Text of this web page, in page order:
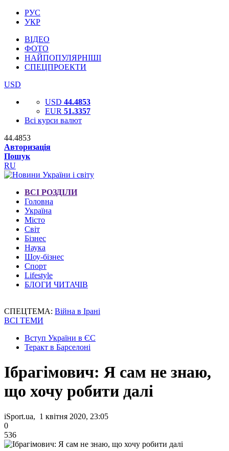
РУС
УКР
ВІДЕО
ФОТО
НАЙПОПУЛЯРНІШІ
СПЕЦПРОЕКТИ
USD
USD 44.4853
EUR 51.3357
Всі курси валют
44.4853
Авторизація
Пошук
RU
ВСІ РОЗДІЛИ
Головна
Україна
Місто
Світ
Бізнес
Наука
Шоу-бізнес
Спорт
Lifestyle
БЛОГИ ЧИТАЧІВ
СПЕЦТЕМА: Війна в Ірані
ВСІ ТЕМИ
Вступ України в ЄС
Теракт в Барселоні
Ібрагімович: Я сам не знаю,
що хочу робити далі
iSport.ua, 1 квітня 2020, 23:05
0
536